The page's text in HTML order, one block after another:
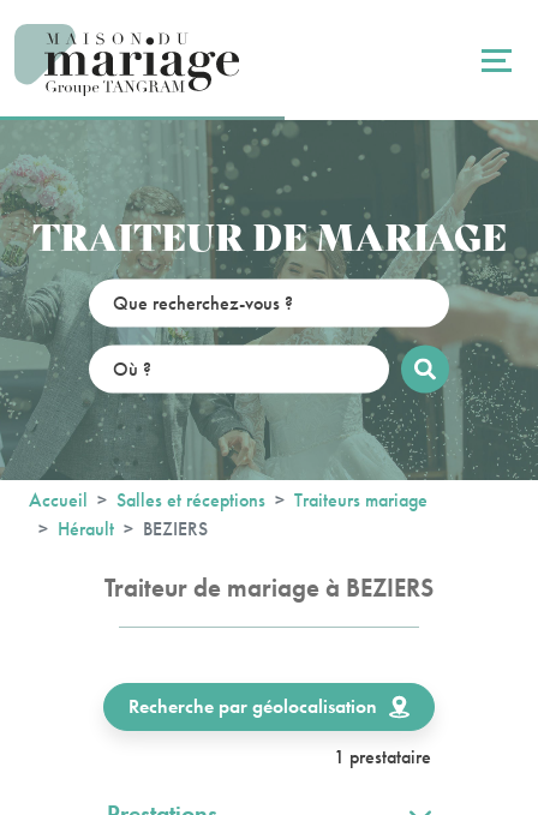
TRAITEUR DE MARIAGE
Accueil Salles et réceptions
Traiteurs mariage
Hérault
BEZIERS
Traiteur de mariage à BEZIERS
Recherche par géolocalisation
1 prestataire